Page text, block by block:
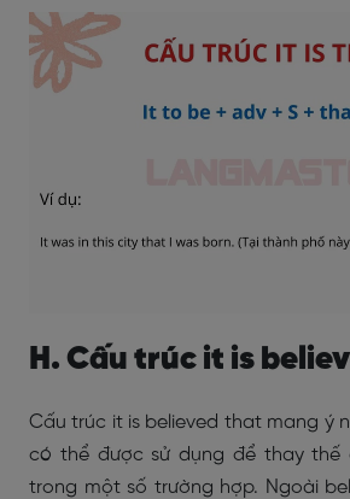
H. Cấu trúc it is
Cấu trúc it is believed that mang ý
có thể được sử dụng để thay thế
trong một ѕố trường hợp. Ngoài